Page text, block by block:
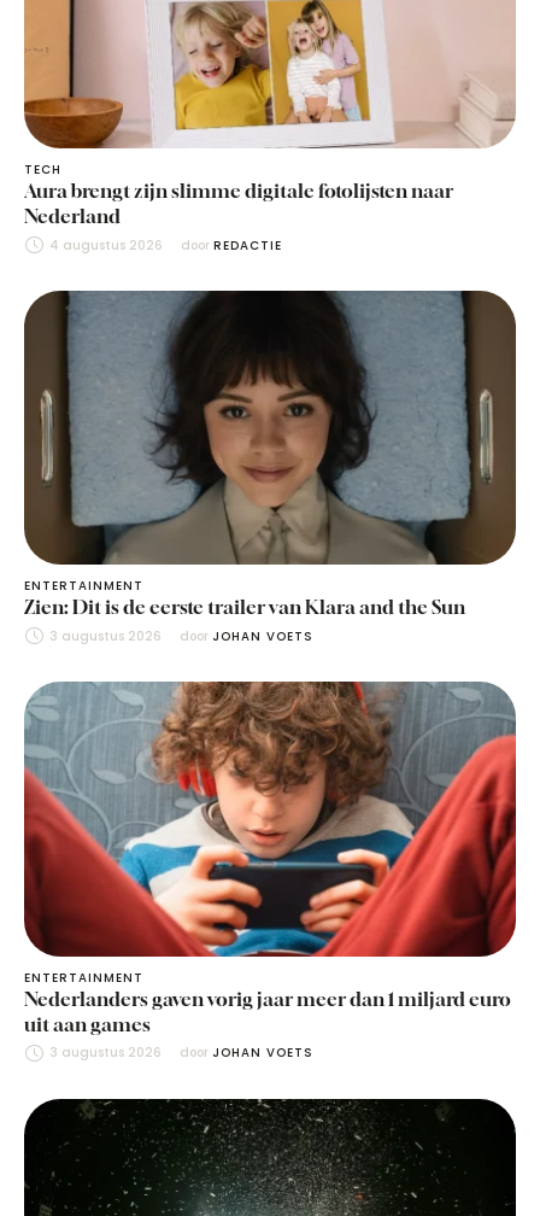
TECH
Aura brengt zijn slimme digitale fotolijsten naar
Nederland
4 augustus 2026 door REDACTIE
ENTERTAINMENT
Zien: Dit is de eerste trailer van Klara and the Sun
3 augustus 2026 door JOHAN VOETS
ENTERTAINMENT
Nederlanders gaven vorig jaar meer dan 1 miljard euro
uit aan games
3 augustus 2026 door JOHAN VOETS